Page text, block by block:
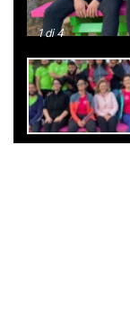
1di 4